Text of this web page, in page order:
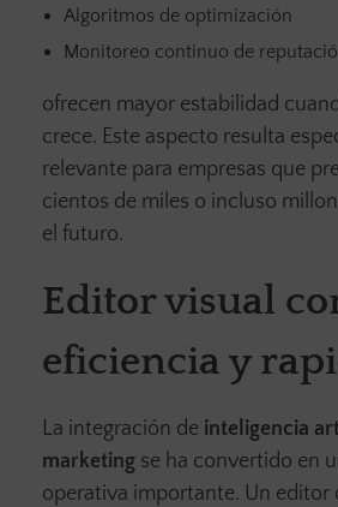
Algoritmos de optimización
Monitoreo continuo de
ofrecen mayor estabilidad
crece. Este aspecto resulta
relevante para empresas que
cientos de miles o incluso
el futuro.
Editor visual
eficiencia y
La integración de inteligencia
marketing se ha convertido en
operativa importante. Un editor